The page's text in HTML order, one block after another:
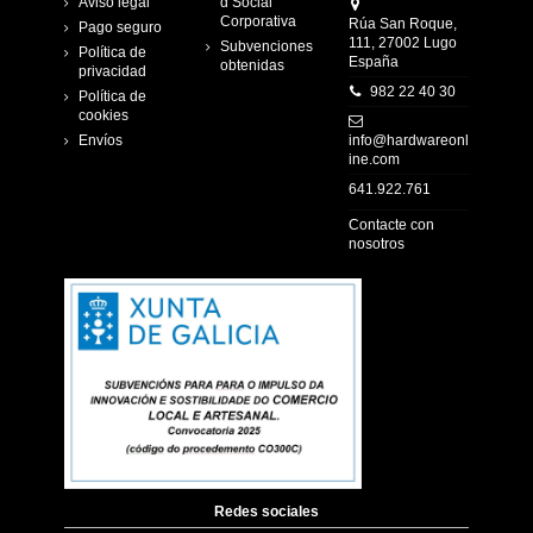
Pago seguro
Política de
privacidad
Política de
cookies
Envíos
Corporativa
Subvenciones
obtenidas
Rúa San Roque,
111, 27002 Lugo
España
982 22 40 30
info@hardwareonl
ine.com
641.922.761
Contacte con
nosotros
Redes sociales